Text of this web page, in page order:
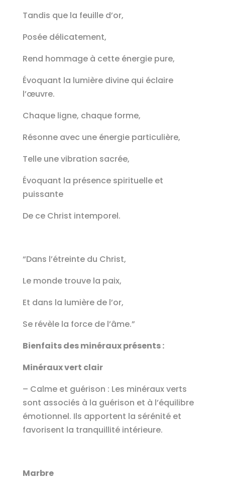
Tandis que la feuille d’or,
Posée délicatement,
Rend hommage à cette énergie pure,
Évoquant la lumière divine qui éclaire
l’œuvre.
Chaque ligne, chaque forme,
Résonne avec une énergie particulière,
Telle une vibration sacrée,
Évoquant la présence spirituelle et
puissante
De ce Christ intemporel.
“Dans l’étreinte du Christ,
Le monde trouve la paix,
Et dans la lumière de l’or,
Se révèle la force de l’âme.”
Bienfaits des minéraux présents :
Minéraux vert clair
– Calme et guérison : Les minéraux verts
sont associés à la guérison et à l’équilibre
émotionnel. Ils apportent la sérénité et
favorisent la tranquillité intérieure.
Marbre